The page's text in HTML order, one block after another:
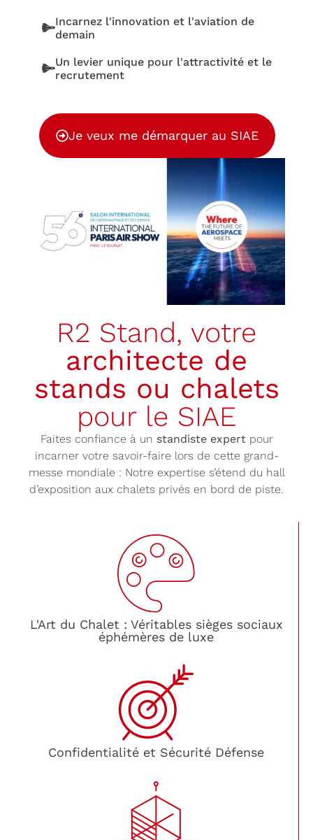
Incarnez l'innovation et l'aviation de
demain
Un levier unique pour l'attractivité et le
recrutement
Je veux me démarquer au SIAE
R2 Stand, votre
architecte de
stands ou chalets
pour le SIAE
Faites confiance à un standiste expertpour
incarner votre savoir-faire lors de cette grand-
messe mondiale : Notre expertise s’étend du hall
d’exposition aux chalets privés en bord de piste.
L'Art du Chalet : Véritables sièges sociaux
éphémères de luxe
Confidentialité et Sécurité Défense